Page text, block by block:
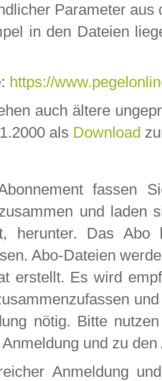
Parameter aus
in den Dateien
https://
auch ältere
als Download
fassen
und laden
herunter. Das
Abo-Dateien
erstellt. Es wird
nötig. Bitte
und zu
Anmeldung